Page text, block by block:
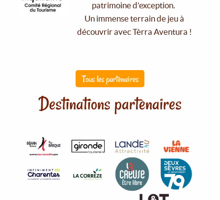
patrimoine d'exception.
Un immense terrain de jeu à
découvrir avec Tèrra Aventura !
Tous les partenaires
Destinations partenaires